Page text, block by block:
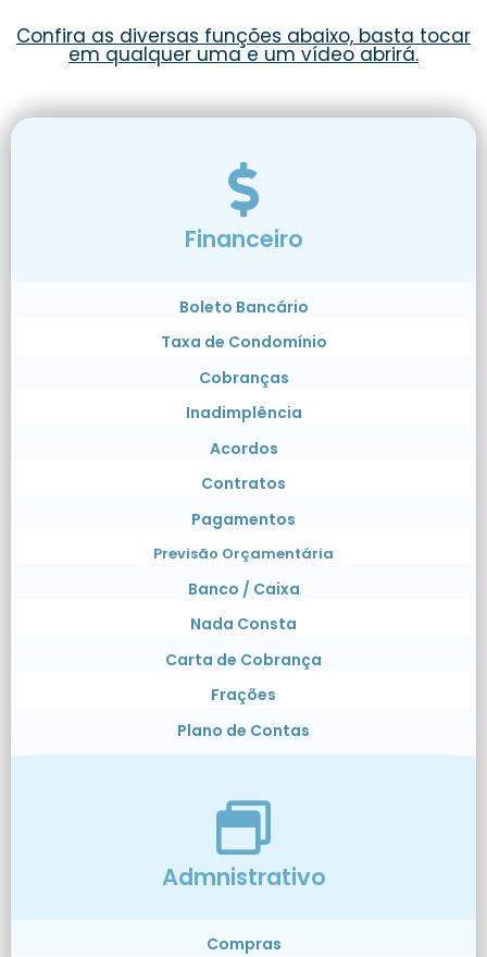
Confira as diversas funções abaixo, basta tocar
em qualquer uma e um vídeo abrirá.
Financeiro
Boleto Bancário
Taxa de Condomínio
Cobranças
Inadimplência
Acordos
Contratos
Pagamentos
Previsão Orçamentária
Banco / Caixa
Nada Consta
Carta de Cobrança
Frações
Plano de Contas
Admnistrativo
Compras